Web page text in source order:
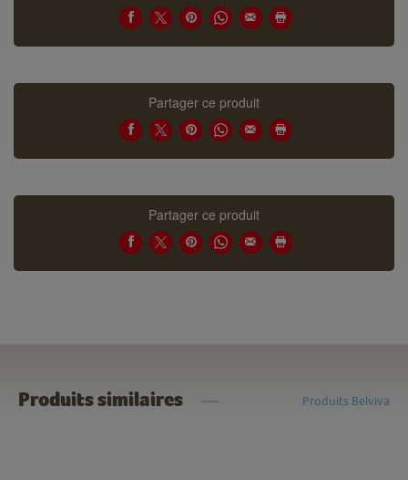
Partager ce produit
Partager ce produit
Produits similaires Produits Belviva